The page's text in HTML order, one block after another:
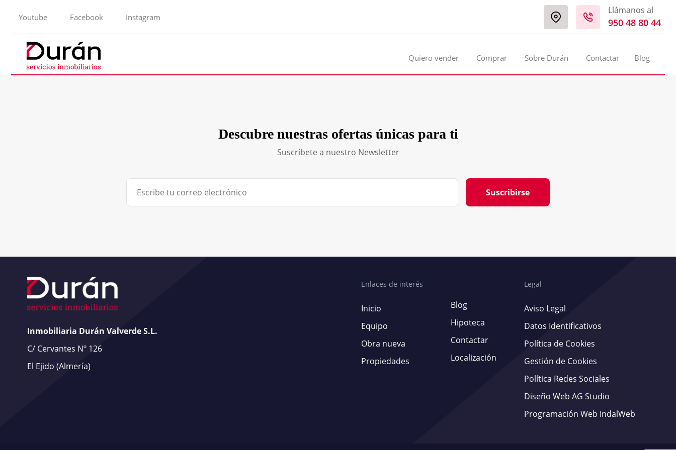
Youtube Facebook Instagram
Llámanos al
950 48 80 44
Quiero vender Comprar Sobre Durán Contactar Blog
Descubre nuestras ofertas únicas para ti
Suscríbete a nuestro Newsletter
Suscribirse
Inmobiliaria Durán Valverde S.L.
C/ Cervantes Nº 126
El Ejido (Almería)
Enlaces de interés
Inicio
Equipo
Obra nueva
Propiedades
Blog
Hipoteca
Contactar
Localización
Legal
Aviso Legal
Datos Identificativos
Política de Cookies
Gestión de Cookies
Política Redes Sociales
Diseño Web AG Studio
Programación Web IndalWeb